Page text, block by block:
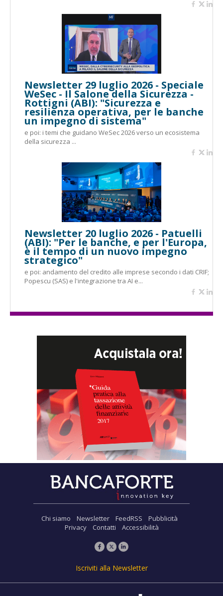
Newsletter 29 luglio 2026 - Speciale
WeSec - Il Salone della Sicurezza -
Rottigni (ABI): "Sicurezza e
resilienza operativa, per le banche
un impegno di sistema"
e poi: i temi che guidano WeSec 2026 verso un ecosistema
della sicurezza ...
Newsletter 20 luglio 2026 - Patuelli
(ABI): "Per le banche, e per l'Europa,
è il tempo di un nuovo impegno
strategico"
e poi: andamento del credito alle imprese secondo i dati CRIF;
Popescu (SAS) e l'integrazione tra AI e...
Chi siamo Newsletter FeedRSS
Pubblicità
Privacy
Contatti Accessibilità
Iscriviti alla Newsletter